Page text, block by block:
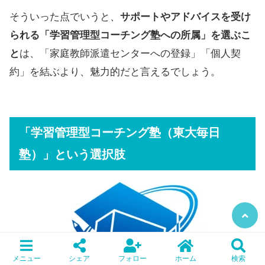
そういった点でいうと、 サポートやアドバイスを受け
られる「学習管理型コーチング塾への所属」を選ぶこ
と は、「家庭教師派遣センターへの登録」「個人契
約」を結ぶより、魅力的だと言えるでしょう。
「学習管理型コーチング塾（東大毎日
塾）」という選択肢
メニュー シェア フォロー ホーム 検索